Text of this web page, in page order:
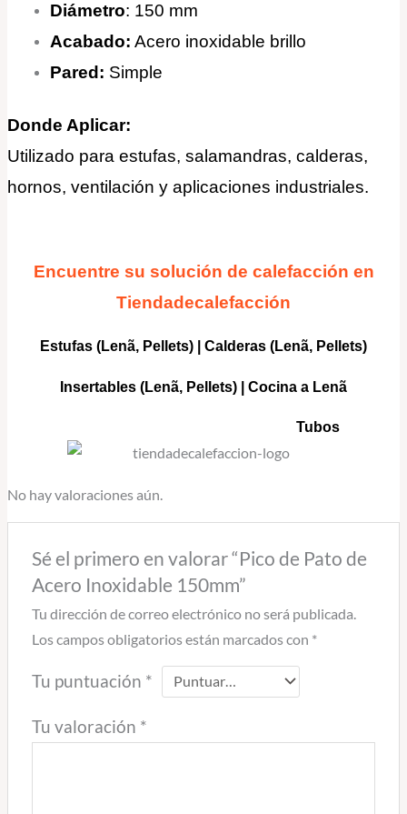
Diámetro: 150 mm
Acabado: Acero inoxidable brillo
Pared: Simple
Donde Aplicar:
Utilizado para estufas, salamandras, calderas,
hornos, ventilación y aplicaciones industriales.
Encuentre su solución de calefacción en
Tiendadecalefacción
Estufas (Lenã, Pellets) Calderas (Lenã, Pellets)
Insertables (Lenã, Pellets) | Cocina a Lenã
Tubos
No hay valoraciones aún.
Sé el primero en valorar “Pico de Pato de
Acero Inoxidable 150mm”
Tu dirección de correo electrónico no será publicada.
Los campos obligatorios están marcados con *
Tu puntuación *
Tu valoración *